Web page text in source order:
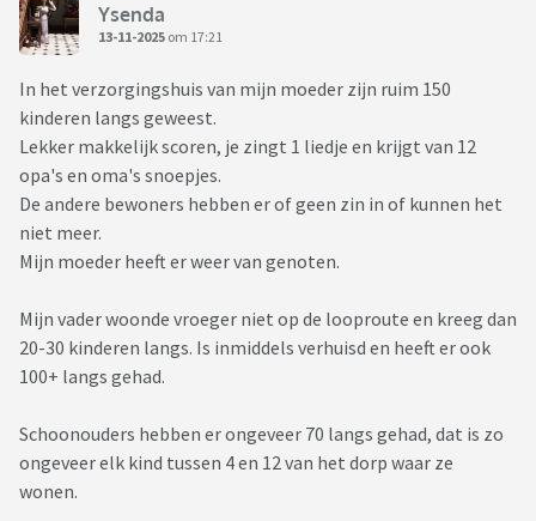
Ysenda
13-11-2025 om 17:21
In het verzorgingshuis van mijn moeder zijn ruim 150
kinderen langs geweest.
Lekker makkelijk scoren, je zingt 1 liedje en krijgt van 12
opa's en oma's snoepjes.
De andere bewoners hebben er of geen zin in of kunnen het
niet meer.
Mijn moeder heeft er weer van genoten.
Mijn vader woonde vroeger niet op de looproute en kreeg dan
20-30 kinderen langs. Is inmiddels verhuisd en heeft er ook
100+ langs gehad.
Schoonouders hebben er ongeveer 70 langs gehad, dat is zo
ongeveer elk kind tussen 4 en 12 van het dorp waar ze
wonen.